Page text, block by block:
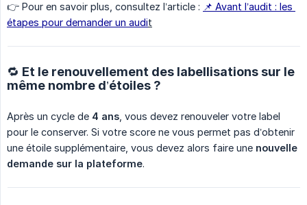
👉 Pour en savoir plus, consultez l’article : 📌 Avant l’audit : les
étapes pour demander un audit
🔁 Et le renouvellement des labellisations sur le
même nombre d’étoiles ?
Après un cycle de 4 ans , vous devez renouveler votre label
pour le conserver. Si votre score ne vous permet pas d’obtenir
une étoile supplémentaire, vous devez alors faire une nouvelle
demande sur la plateforme.